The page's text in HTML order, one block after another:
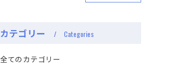
カテゴリー Categories
全てのカテゴリー